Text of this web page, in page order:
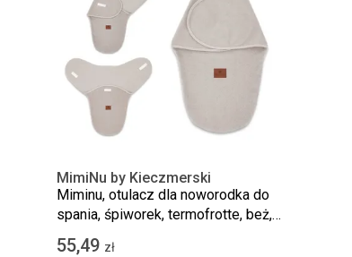
MimiNu by Kieczmerski
Miminu, otulacz dla noworodka do
spania, śpiworek, termofrotte, beż,
TOG 0.5, 56x32 cm
55,49 zł